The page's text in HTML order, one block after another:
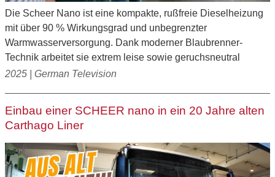
Die Scheer Nano ist eine kompakte, rußfreie Dieselheizung
mit über 90 % Wirkungsgrad und unbegrenzter
Warmwasserversorgung. Dank moderner Blaubrenner-
Technik arbeitet sie extrem leise sowie geruchsneutral
2025 | German Television
Einbau einer SCHEER nano in ein 20 Jahre alten
Carthago Liner